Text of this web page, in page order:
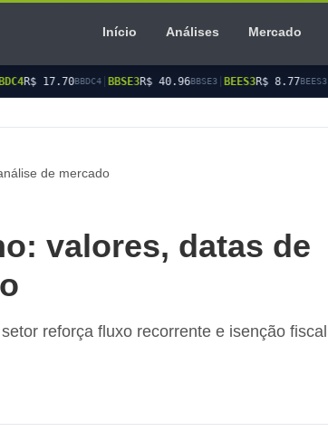
Início Análises Mercado
BBSE3 R$ 40.96BBSE3|BEES3 R$ 8.77BEES3 |BEES4R$ 9.03
de mercado
valores, datas de
reforça fluxo recorrente e isenção fiscal